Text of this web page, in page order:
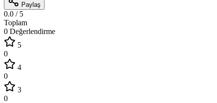
Paylaş
0.0 / 5
Toplam
0 Değerlendirme
5
0
4
0
3
0